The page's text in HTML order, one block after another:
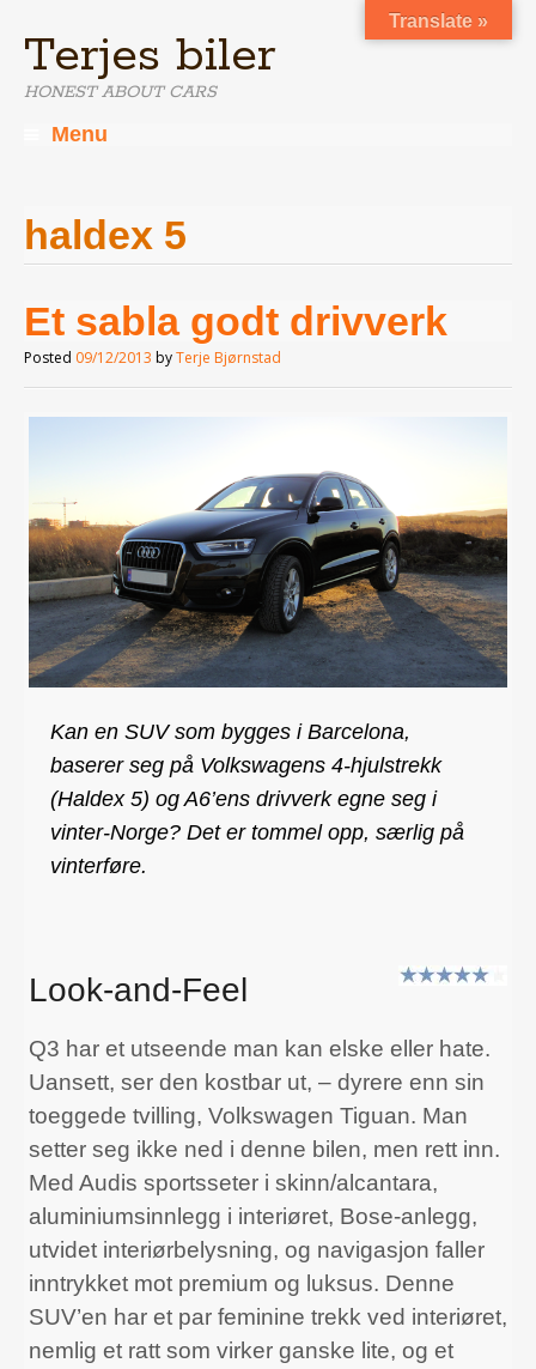
Terjes biler
HONEST ABOUT CARS
Menu
haldex 5
Et sabla godt drivverk
Posted 09/12/2013 byTerje Bjørnstad
Kan en SUV som bygges i Barcelona,
baserer seg på Volkswagens 4-hjulstrekk
(Haldex 5) og A6’ens drivverk egne seg i
vinter-Norge? Det er tommel opp, særlig på
vinterføre.
Look-and-Feel
Q3 har et utseende man kan elske eller hate.
Uansett, ser den kostbar ut, – dyrere enn sin
toeggede tvilling, Volkswagen Tiguan. Man
setter seg ikke ned i denne bilen, men rett inn.
Med Audis sportsseter i skinn/alcantara,
aluminiumsinnlegg i interiøret, Bose-anlegg,
utvidet interiørbelysning, og navigasjon faller
inntrykket mot premium og luksus. Denne
SUV’en har et par feminine trekk ved interiøret,
nemlig et ratt som virker ganske lite, og et
Translate »